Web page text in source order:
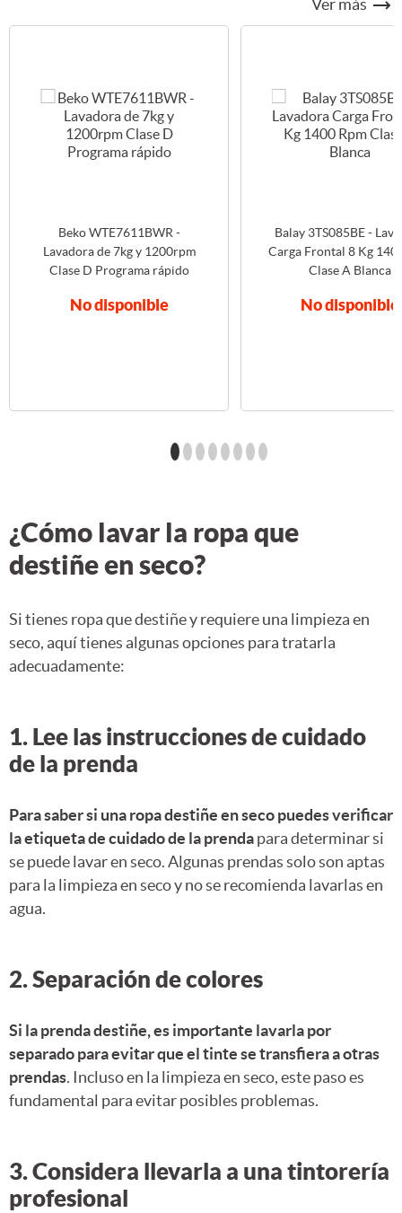
Ver más
Beko WTE7611BWR -
Lavadora de 7kg y 1200rpm
Clase D Programa rápido
No disponible
Balay 3TS085BE -
Carga Frontal 8 Kg
Clase A Blanca
No disponible
¿Cómo lavar la ropa que
destiñe en seco?
Si tienes ropa que destiñe y requiere una limpieza en
seco, aquí tienes algunas opciones para tratarla
adecuadamente:
1. Lee las instrucciones de cuidado
de la prenda
Para saber si una ropa destiñe en seco puedes verificar
la etiqueta de cuidado de la prendapara determinar si
se puede lavar en seco. Algunas prendas solo son aptas
para la limpieza en seco y no se recomienda lavarlas en
agua.
2. Separación de colores
Si la prenda destiñe, es importante lavarla por
separado para evitar que el tinte se transfiera a otras
prendas. Incluso en la limpieza en seco, este paso es
fundamental para evitar posibles problemas.
3. Considera llevarla a una tintorería
profesional